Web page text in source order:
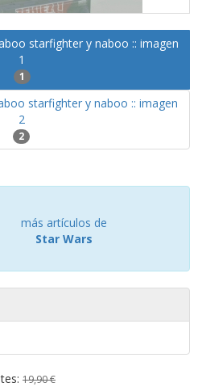
1
2
más artículos de
Star Wars
19,90 €